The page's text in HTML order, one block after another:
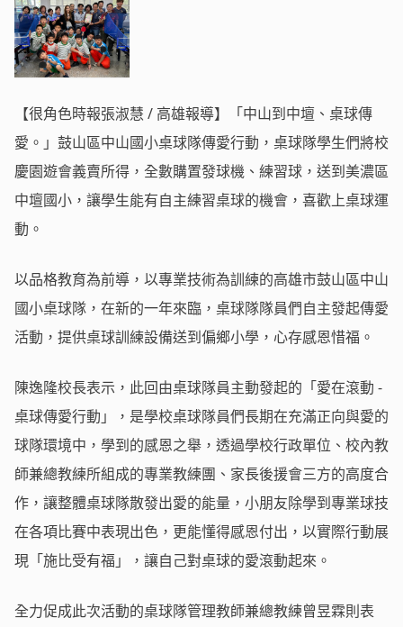
【很角色時報張淑慧 / 高雄報導】「中山到中壇、桌球傳
愛。」鼓山區中山國小桌球隊傳愛行動，桌球隊學生們將校
慶園遊會義賣所得，全數購置發球機、練習球，送到美濃區
中壇國小，讓學生能有自主練習桌球的機會，喜歡上桌球運
動。
以品格教育為前導，以專業技術為訓練的高雄市鼓山區中山
國小桌球隊，在新的一年來臨，桌球隊隊員們自主發起傳愛
活動，提供桌球訓練設備送到偏鄉小學，心存感恩惜福。
陳逸隆校長表示，此回由桌球隊員主動發起的「愛在滾動 -
桌球傳愛行動」，是學校桌球隊員們長期在充滿正向與愛的
球隊環境中，學到的感恩之舉，透過學校行政單位、校內教
師兼總教練所組成的專業教練團、家長後援會三方的高度合
作，讓整體桌球隊散發出愛的能量，小朋友除學到專業球技
在各項比賽中表現出色，更能懂得感恩付出，以實際行動展
現「施比受有福」，讓自己對桌球的愛滾動起來。
全力促成此次活動的桌球隊管理教師兼總教練曾昱霖則表